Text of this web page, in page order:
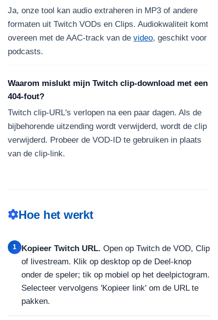
Ja, onze tool kan audio extraheren in MP3 of andere
formaten uit Twitch VODs en Clips. Audiokwaliteit komt
overeen met de AAC-track van de video, geschikt voor
podcasts.
Waarom mislukt mijn Twitch clip-download met een
404-fout?
Twitch clip-URL's verlopen na een paar dagen. Als de
bijbehorende uitzending wordt verwijderd, wordt de clip
verwijderd. Probeer de VOD-ID te gebruiken in plaats
van de clip-link.
Hoe het werkt
1 Kopieer Twitch URL. Open op Twitch de VOD, Clip
of livestream. Klik op desktop op de Deel-knop
onder de speler; tik op mobiel op het deelpictogram.
Selecteer vervolgens 'Kopieer link' om de URL te
pakken.